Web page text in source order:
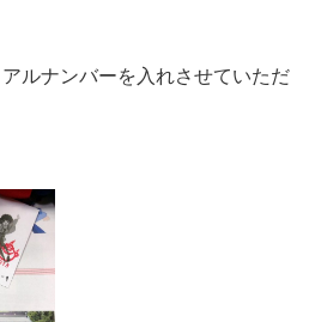
ルナンバーを入れさせていただ